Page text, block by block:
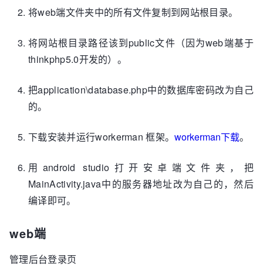
将web端文件夹中的所有文件复制到网站根目录。
将网站根目录路径该到public文件（因为web端基于
thinkphp5.0开发的）。
把application\database.php中的数据库密码改为自己
的。
下载安装并运行workerman 框架。workerman下载。
用android studio打开安卓端文件夹，把
MainActivity.java中的服务器地址改为自己的，然后
编译即可。
web端
管理后台登录页